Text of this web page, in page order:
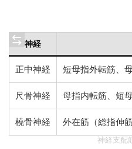
神経
正中神経 短母指外転筋、
尺骨神経 母指内転筋、短
橈骨神経 外在筋（総指伸
神経支配